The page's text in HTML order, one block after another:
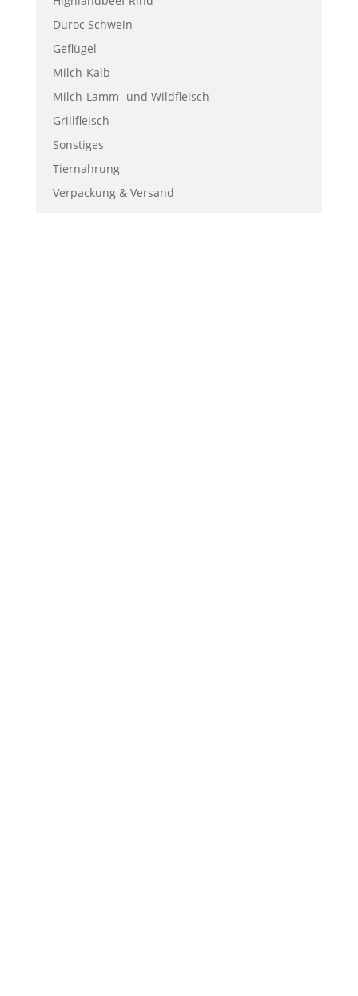
Duroc Schwein
Geflügel
Milch-Kalb
Milch-Lamm- und Wildfleisch
Grillfleisch
Sonstiges
Tiernahrung
Verpackung & Versand